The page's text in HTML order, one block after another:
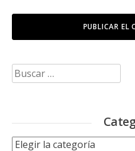
Buscar:
Categorías